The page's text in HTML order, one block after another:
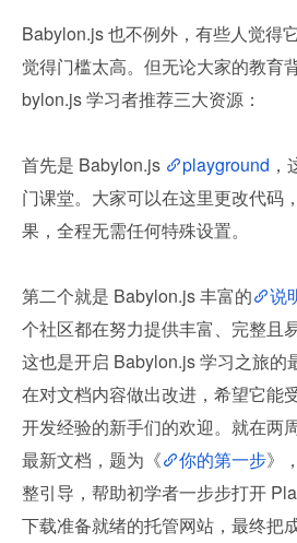
Babylon.js 也不例外，有些人觉得
觉得门槛太高。但无论大家的教育
bylon.js 学习者推荐三大资源：
首先是 Babylon.js playground
门课堂。大家可以在这里更改代码
果，全程无需任何特殊设置。
第二个就是 Babylon.js 丰富的 说
个社区都在努力提供丰富、完整且
这也是开启 Babylon.js 学习之旅的
在对文档内容做出改进，希望它能
开发经验的新手们的欢迎。就在两
最新文档，题为《
你的第一步》
整引导，帮助初学者一步步打开
下载准备就绪的托管网站，最终把